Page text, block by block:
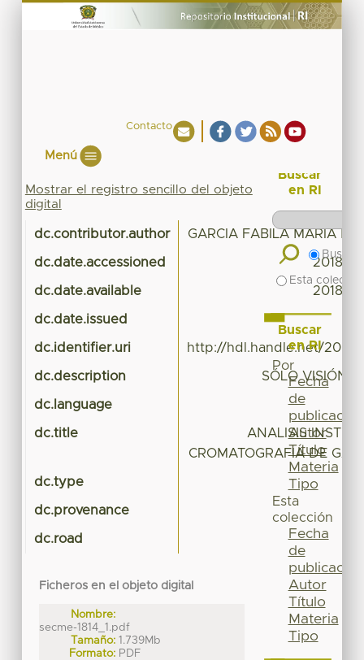
Contacto
Menú
Mostrar el registro sencillo del objeto
digital
dc.contributor.author GARCIA FABILA MARIA
dc.date.accessioned 2018-
dc.date.available 2018-
dc.date.issued
dc.identifier.uri http://hdl.handle.net/
dc.description SÓLO VISIÓN
dc.language
dc.title
ANALISIS
CROMATOGRAFIA DE
dc.type
dc.provenance
dc.road
Ficheros en el objeto digital
Nombre:
secme-1814_1.pdf
Tamaño: 1.739Mb
Formato: PDF
Buscar
en RI
Buscar
Esta
Buscar
en RI
Por
Fecha
de
publicación
Autor
Título
Materia
Tipo
Esta
colección
Fecha
de
publicación
Autor
Título
Materia
Tipo